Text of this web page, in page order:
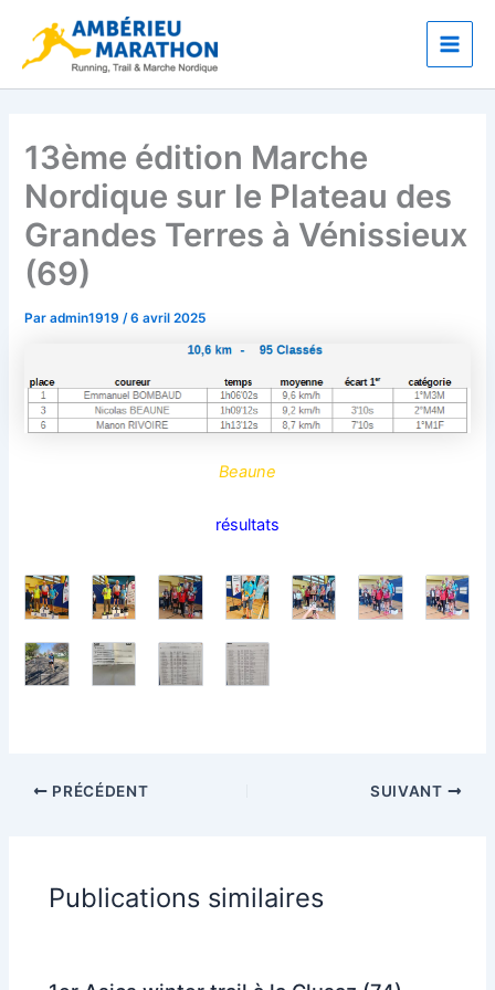
contenu
Main
13ème édition Marche
Nordique sur le Plateau des
Grandes Terres à Vénissieux
(69)
Paradmin1919/6 avril 2025
Beaune
résultats
PRÉCÉDENT SUIVANT
Publications similaires